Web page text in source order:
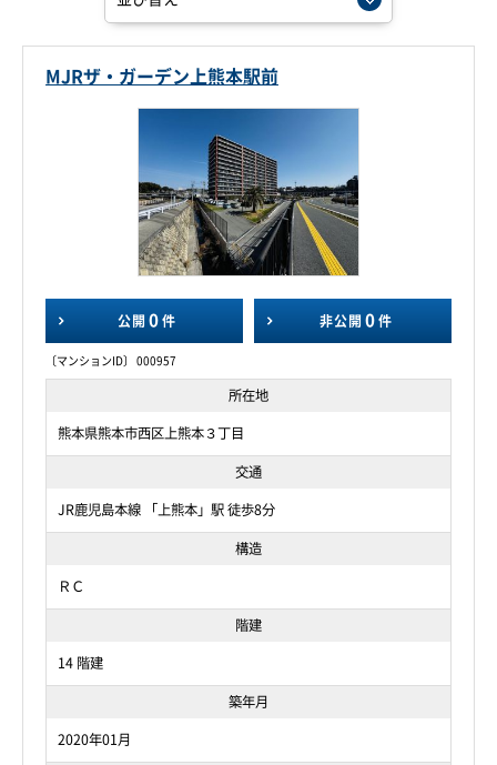
MJRザ・ガーデン上熊本駅前
公開 0 件 非公開 0 件
〔マンションID〕 000957
所在地
熊本県熊本市西区上熊本３丁目
交通
JR鹿児島本線 「上熊本」駅 徒歩8分
構造
ＲＣ
階建
14 階建
築年月
2020年01月